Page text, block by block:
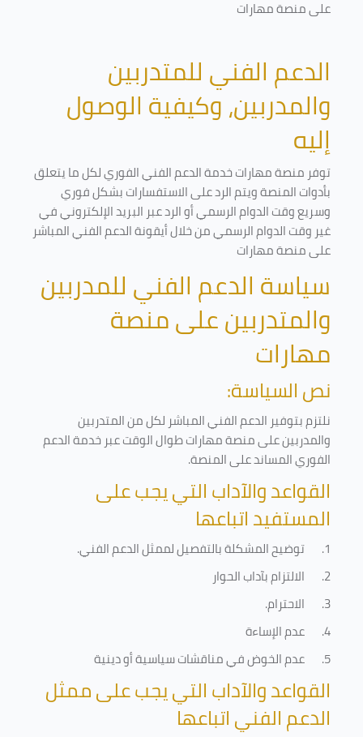
على منصة مهارات
الدعم الفني للمتدربين
والمدربين، وكيفية الوصول
إليه
توفر منصة مهارات خدمة الدعم الفني الفوري لكل ما يتعلق
بأدوات المنصة ويتم الرد على الاستفسارات بشكل فوري
وسريع وقت الدوام الرسمي أو الرد عبر البريد الإلكتروني في
غير وقت الدوام الرسمي من خلال أيقونة الدعم الفني المباشر
على منصة مهارات
سياسة الدعم الفني للمدربين
والمتدربين على منصة
مهارات
نص السياسة:
نلتزم بتوفير الدعم الفني المباشر لكل من المتدربين
والمدربين على منصة مهارات طوال الوقت عبر خدمة الدعم
الفوري المساند على المنصة.
القواعد والآداب التي يجب على
المستفيد اتباعها
1. توضيح المشكلة بالتفصيل لممثل الدعم الفني.
2.
الالتزام بآداب الحوار
3.
الاحترام.
4.
عدم الإساءة
5.
عدم الخوض في مناقشات سياسية أو دينية
القواعد والآداب التي يجب على ممثل
الدعم الفني اتباعها